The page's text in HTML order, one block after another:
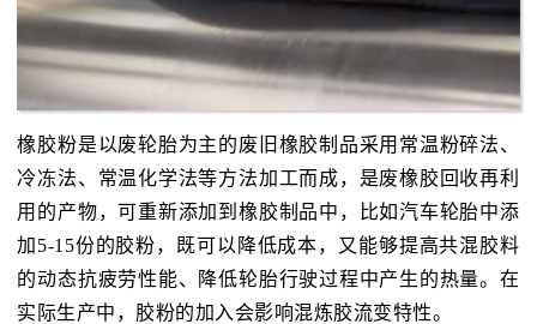
橡胶粉是以废轮胎为主的废旧橡胶制品采用常温粉碎法、
冷冻法、常温化学法等方法加工而成，是废橡胶回收再利
用的产物，可重新添加到橡胶制品中，比如汽车轮胎中添
加5-15份的胶粉，既可以降低成本，又能够提高共混胶料
的动态抗疲劳性能、降低轮胎行驶过程中产生的热量。在
实际生产中，胶粉的加入会影响混炼胶流变特性。